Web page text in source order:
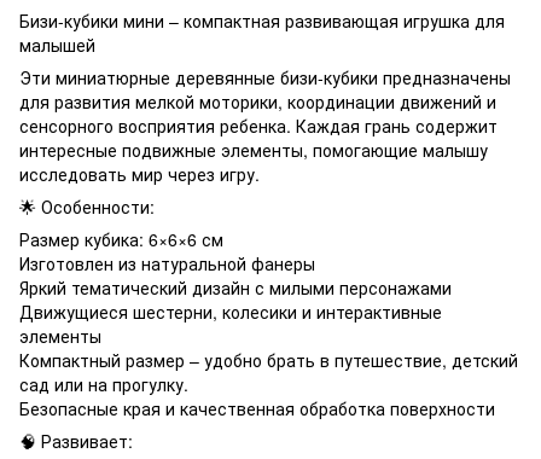
Бизи-кубики мини – компактная развивающая игрушка для
малышей
Эти миниатюрные деревянные бизи-кубики предназначены
для развития мелкой моторики, координации движений и
сенсорного восприятия ребенка. Каждая грань содержит
интересные подвижные элементы, помогающие малышу
исследовать мир через игру.
🌟 Особенности:
Размер кубика: 6×6×6 см
Изготовлен из натуральной фанеры
Яркий тематический дизайн с милыми персонажами
Движущиеся шестерни, колесики и интерактивные
элементы
Компактный размер – удобно брать в путешествие, детский
сад или на прогулку.
Безопасные края и качественная обработка поверхности
🧠 Развивает: